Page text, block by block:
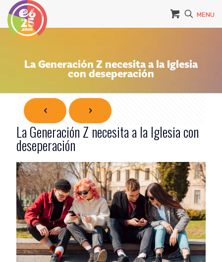
MENU
La Generación Z necesita a la Iglesia
con deseperación
La Generación Z necesita a la Iglesia con
deseperación